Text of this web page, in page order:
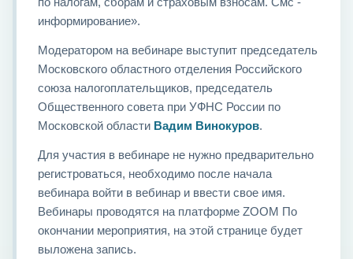
информирование».
Модератором на вебинаре выступит председатель
Московского областного отделения Российского
союза налогоплательщиков, председатель
Общественного совета при УФНС России по
Московской области Вадим Винокуров.
Для участия в вебинаре не нужно предварительно
регистроваться, необходимо после начала
вебинара войти в вебинар и ввести свое имя.
Вебинары проводятся на платформе ZOOM По
окончании мероприятия, на этой странице будет
выложена запись.